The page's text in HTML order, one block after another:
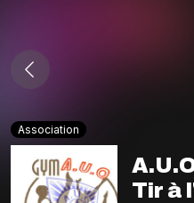
Association
Tir à